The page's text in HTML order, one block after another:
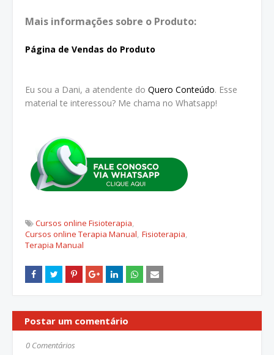
Mais informações sobre o Produto:
Página de Vendas do Produto
Eu sou a Dani, a atendente do Quero Conteúdo. Esse
material te interessou? Me chama no Whatsapp!
Cursos online Fisioterapia
Cursos online Terapia Manual Fisioterapia
Terapia Manual
Postar um comentário
0 Comentários